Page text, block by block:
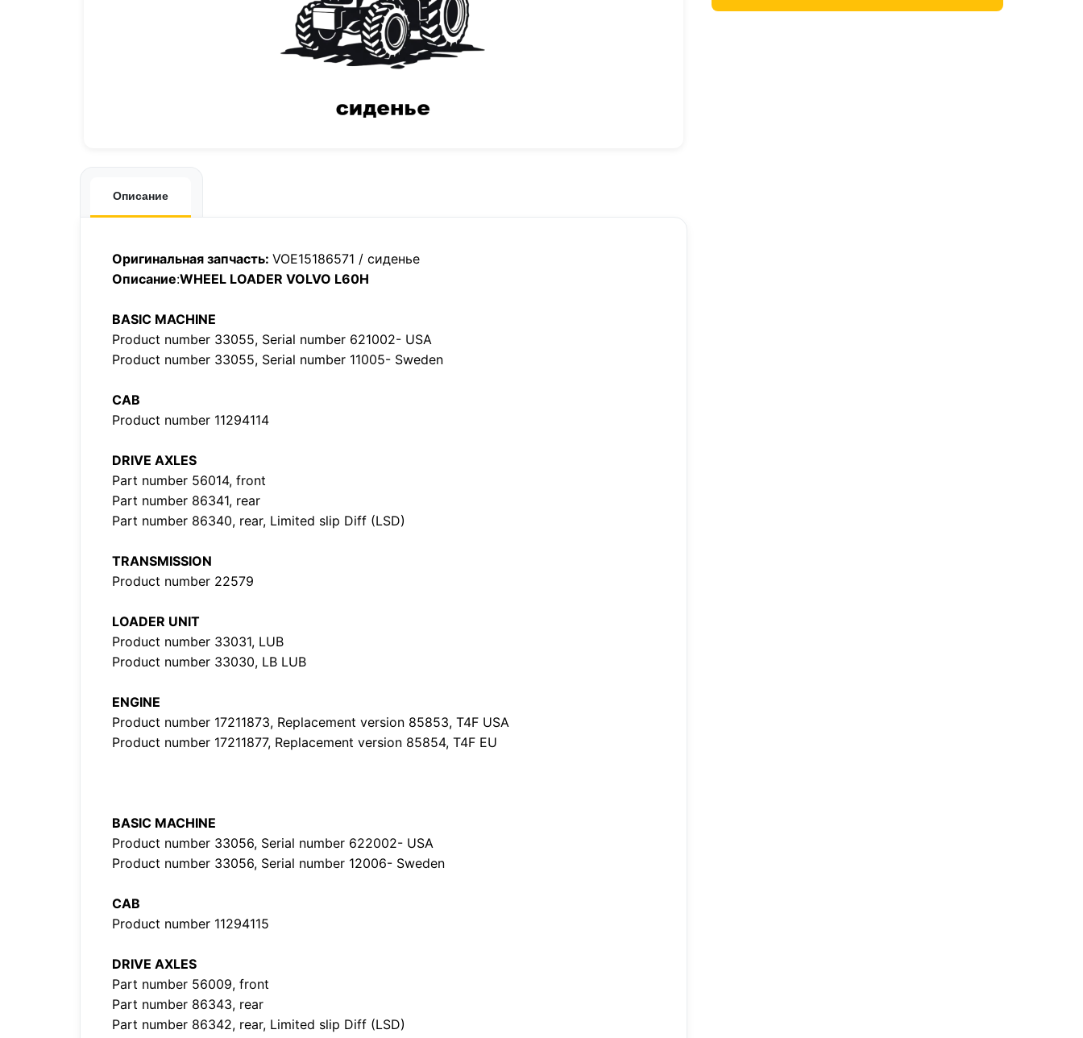
Описание
Оригинальная запчасть: VOE15186571 / сиденье
Описание:WHEEL LOADER VOLVO L60H
BASIC MACHINE
Product number 33055, Serial number 621002- USA
Product number 33055, Serial number 11005- Sweden
CAB
Product number 11294114
DRIVE AXLES
Part number 56014, front
Part number 86341, rear
Part number 86340, rear, Limited slip Diff (LSD)
TRANSMISSION
Product number 22579
LOADER UNIT
Product number 33031, LUB
Product number 33030, LB LUB
ENGINE
Product number 17211873, Replacement version 85853, T4F USA
Product number 17211877, Replacement version 85854, T4F EU
BASIC MACHINE
Product number 33056, Serial number 622002- USA
Product number 33056, Serial number 12006- Sweden
CAB
Product number 11294115
DRIVE AXLES
Part number 56009, front
Part number 86343, rear
Part number 86342, rear, Limited slip Diff (LSD)